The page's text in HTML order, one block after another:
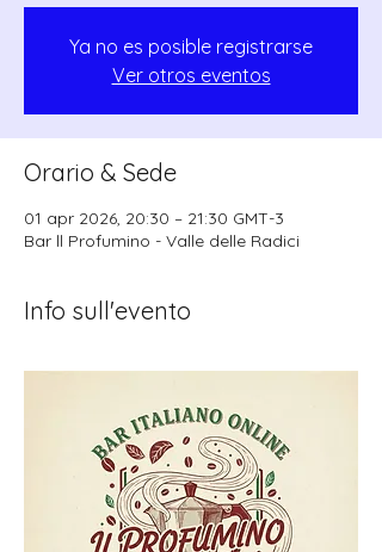
Ya no es posible registrarse
Ver otros eventos
Orario & Sede
01 apr 2026, 20:30 – 21:30 GMT-3
Bar ll Profumino - Valle delle Radici
Info sull'evento